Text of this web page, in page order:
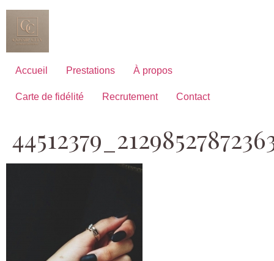
Aller
contenu
Accueil Prestations À propos
Carte de fidélité Recrutement Contact